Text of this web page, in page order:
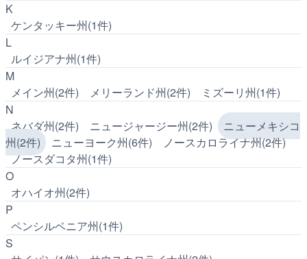
K
ケンタッキー州(1件)
L
ルイジアナ州(1件)
M
メイン州(2件)
メリーランド州(2件)
ミズーリ州(1件)
N
ネバダ州(2件)
ニュージャージー州(2件)
ニューメキシコ
州(2件)
ニューヨーク州(6件)
ノースカロライナ州(2件)
ノースダコタ州(1件)
O
オハイオ州(2件)
P
ペンシルベニア州(1件)
S